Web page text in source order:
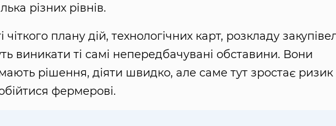
різних рівнів.
плану дій, технологічних карт, розкладу
виникати ті самі непередбачувані обставини. Вони
рішення, діяти швидко, але саме тут зростає ризик
фермерові.